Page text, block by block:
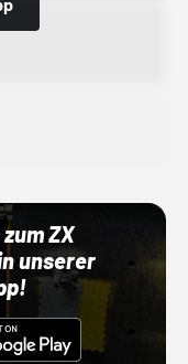
ZX
unserer